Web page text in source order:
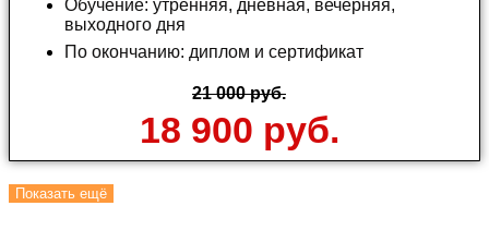
Обучение: утренняя, дневная, вечерняя,
выходного дня
По окончанию: диплом и сертификат
21 000 руб.
18 900 руб.
Показать ещё